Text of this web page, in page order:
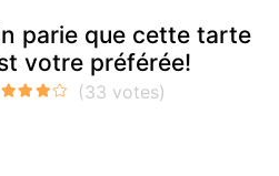
parie que cette tarte
votre préférée!